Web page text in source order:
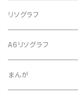
リソグラフ
A6リソグラフ
まんが